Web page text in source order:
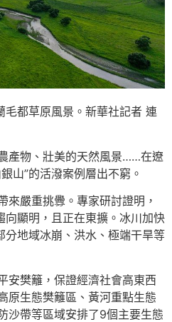
都草原風景。新華社記者 連
產物、壯美的天然風景……在遼
山”的活潑案例層出不窮。
來嚴重挑釁。專家研討證明，
向顯明，且正在東擴。冰川加快
分地域冰崩、洪水、極端干旱等
安樊籬，保證經濟社會高東西
原生態樊籬區、黃河重點生態
沙帶等區域安排了9個主要生態